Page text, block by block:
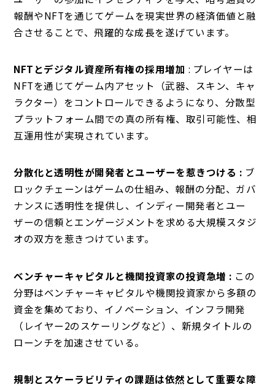
報酬やNFTを通じてゲームを現実世界の経済価値と融
合させることで、飛躍的な成長を遂げています。
NFTとデジタル資産所有権の採用増加 : プレイヤーは
NFTを通じてゲーム内アセット（武器、スキン、キャ
ラクター）をコントロールできるようになり、分散型
プラットフォーム間での真の所有権、取引可能性、相
互運用性が実現されています。
分散化と透明性が開発者とユーザーを惹きつける : ブ
ロックチェーンはゲームの仕組み、報酬の分配、ガバ
ナンスに透明性を提供し、インディー開発者とユー
ザーの信頼とエンゲージメントを求める大規模スタジ
オの双方を惹きつけています。
ベンチャーキャピタルと機関投資家の投資急増 : この
分野はベンチャーキャピタルや機関投資家から多額の
資金を集めており、イノベーション、インフラ開発
（レイヤー2のスケーリングなど）、新規タイトルの
ローンチを加速させている。
規制とスケーラビリティの課題は依然として重要な障